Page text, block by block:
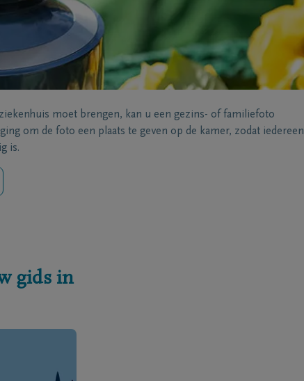
moet brengen, kan u een gezins- of familiefoto
om de foto een plaats te geven op de kamer, zodat iedereen
is.
gids in